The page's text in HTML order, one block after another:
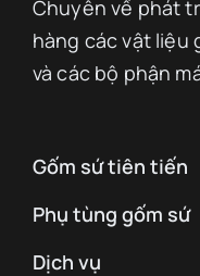
Chuyên về phát
hàng các vật liệu
và các bộ phận
Gốm sứ tiên tiến
Phụ tùng gốm sứ
Dịch vụ